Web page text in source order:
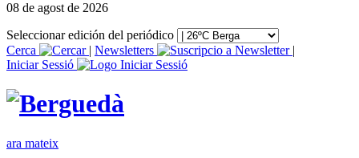
08 de agost de 2026
Seleccionar edición del periódico
Cerca
| Newsletters
|
Iniciar Sessió
ara mateix